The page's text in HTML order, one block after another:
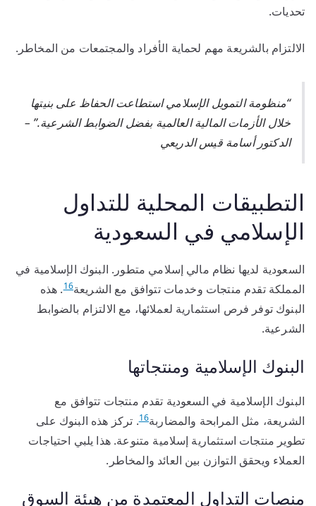
تحديات.
الالتزام بالشريعة مهم لحماية الأفراد والمجتمعات من المخاطر.
“منظومة التمويل الإسلامي استطاعت الحفاظ على بنيتها
خلال الأزمات المالية العالمية بفضل الضوابط الشرعية.” –
الدكتور أسامة قيس الدريعي
التطبيقات المحلية للتداول
الإسلامي في السعودية
السعودية لديها نظام مالي إسلامي متطور. البنوك الإسلامية في
المملكة تقدم منتجات وخدمات تتوافق مع الشريعة16. هذه
البنوك توفر فرص استثمارية لعملائها، مع الالتزام بالضوابط
الشرعية.
البنوك الإسلامية ومنتجاتها
البنوك الإسلامية في السعودية تقدم منتجات تتوافق مع
الشريعة، مثل المرابحة والمضاربة16. تركز هذه البنوك على
تطوير منتجات استثمارية إسلامية متنوعة. هذا يلبي احتياجات
العملاء ويحقق التوازن بين العائد والمخاطر.
منصات التداول المعتمدة من هيئة السوق